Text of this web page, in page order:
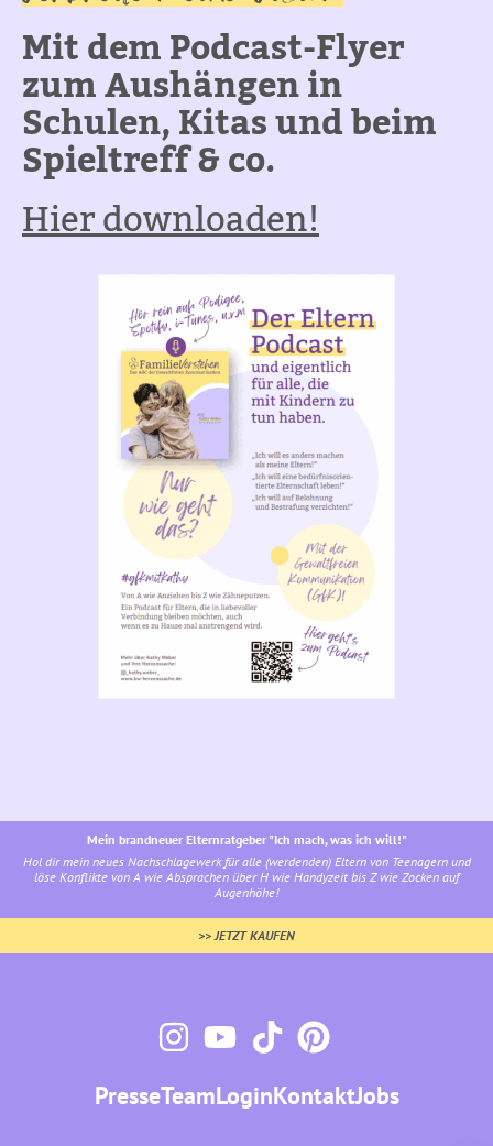
Mit dem Podcast-Flyer
zum Aushängen in
Schulen, Kitas und beim
Spieltreff & co.
Hier downloaden!
Mein brandneuer Elternratgeber "Ich mach, was ich will!"
Hol dir mein neues Nachschlagewerk für alle (werdenden) Eltern von Teenagern und
löse Konflikte von A wie Absprachen über H wie Handyzeit bis Z wie Zocken auf
Augenhöhe!
>> JETZT KAUFEN
PresseTeamLoginKontaktJobs